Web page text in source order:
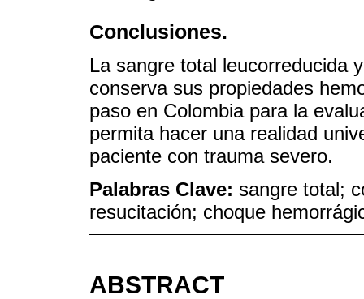
Conclusiones.
La sangre total leucorreducida
conserva sus propiedades
paso en Colombia para la
permita hacer una realidad
paciente con trauma severo.
Palabras Clave: sangre total;
resucitación; choque
ABSTRACT